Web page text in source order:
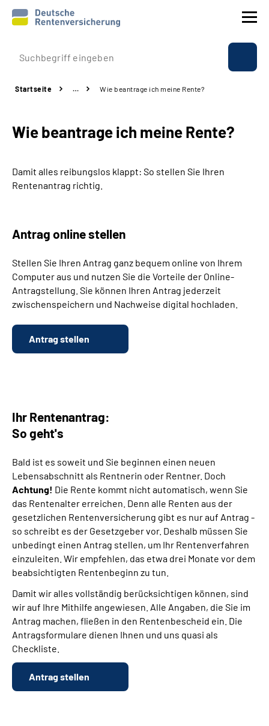
Prävention
Rente
Beratung & Kontakt
Über uns & Presse
Online-Services
Suche
Startseite … Wie beantrage ich meine Rente?
Wie beantrage ich meine Rente?
Damit alles reibungslos klappt: So stellen Sie Ihren
Rentenantrag richtig.
Antrag online stellen
Stellen Sie Ihren Antrag ganz bequem online von Ihrem
Computer aus und nutzen Sie die Vorteile der Online-
Antragstellung. Sie können Ihren Antrag jederzeit
zwischenspeichern und Nachweise digital hochladen.
Antrag stellen
Ihr Rentenantrag:
So geht's
Bald ist es soweit und Sie beginnen einen neuen
Lebensabschnitt als Rentnerin oder Rentner. Doch
Achtung! Die Rente kommt nicht automatisch, wenn Sie
das Rentenalter erreichen. Denn alle Renten aus der
gesetzlichen Rentenversicherung gibt es nur auf Antrag -
so schreibt es der Gesetzgeber vor. Deshalb müssen Sie
unbedingt einen Antrag stellen, um Ihr Rentenverfahren
einzuleiten. Wir empfehlen, das etwa drei Monate vor dem
beabsichtigten Rentenbeginn zu tun.
Damit wir alles vollständig berücksichtigen können, sind
wir auf Ihre Mithilfe angewiesen. Alle Angaben, die Sie im
Antrag machen, fließen in den Rentenbescheid ein. Die
Antragsformulare dienen Ihnen und uns quasi als
Checkliste.
Antrag stellen